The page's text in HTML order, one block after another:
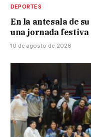
DEPORTES
En la antesala de
una jornada festiva
10 de agosto de 2026